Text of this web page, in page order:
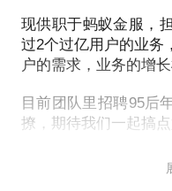
另外，除了业务增长
维来打造自我的成长
现供职于蚂蚁金服，
过2个过亿用户的业务
户的需求，业务的增
目前团队里招聘95后
撩，期待我们一起搞点
生活中爱好挺多，打